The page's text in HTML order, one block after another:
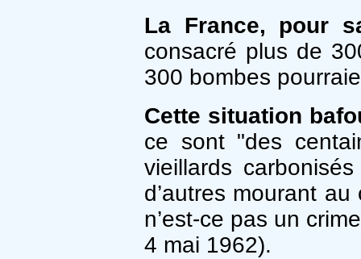
La France, pour
consacré plus de
300 bombes
Cette situation
ce sont "des
vieillards
d’autres mourant
n’est-ce pas un
4 mai 1962).